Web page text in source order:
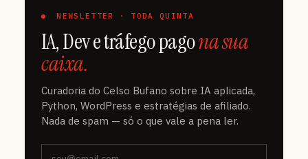
NEWSLETTER · TODA QUINTA
IA, Dev e tráfego pagona sua
caixa.
Curadoria do Celso Bufano sobre IA aplicada,
Python, WordPress e estratégias de afiliado.
Nada de spam — só o que vale a pena ler.